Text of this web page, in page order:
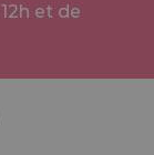
et de